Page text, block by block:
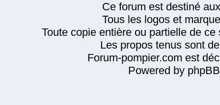
Ce forum est destiné
Tous les logos et
Toute copie entière ou partielle de
Les propos tenus sont
Forum-pompier.com est
Powered by